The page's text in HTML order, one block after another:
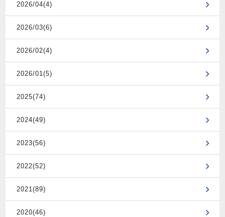
2026/04(4)
2026/03(6)
2026/02(4)
2026/01(5)
2025(74)
2024(49)
2023(56)
2022(52)
2021(89)
2020(46)